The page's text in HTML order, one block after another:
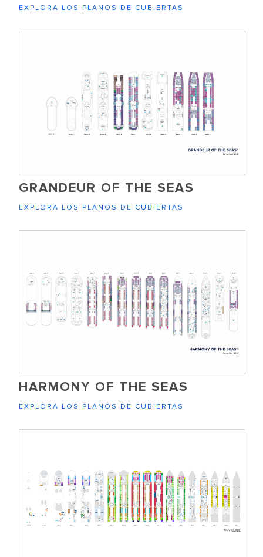
EXPLORA LOS PLANOS DE CUBIERTAS
GRANDEUR OF THE SEAS
EXPLORA LOS PLANOS DE CUBIERTAS
HARMONY OF THE SEAS
EXPLORA LOS PLANOS DE CUBIERTAS